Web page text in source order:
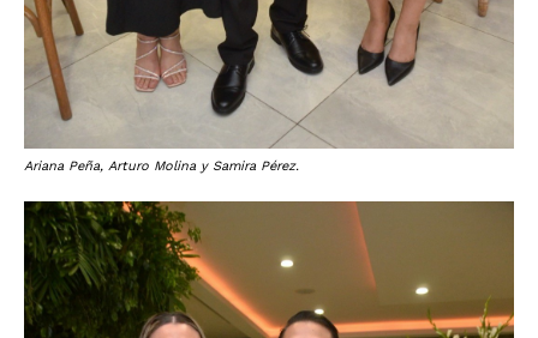
Ariana Peña, Arturo Molina y Samira Pérez.